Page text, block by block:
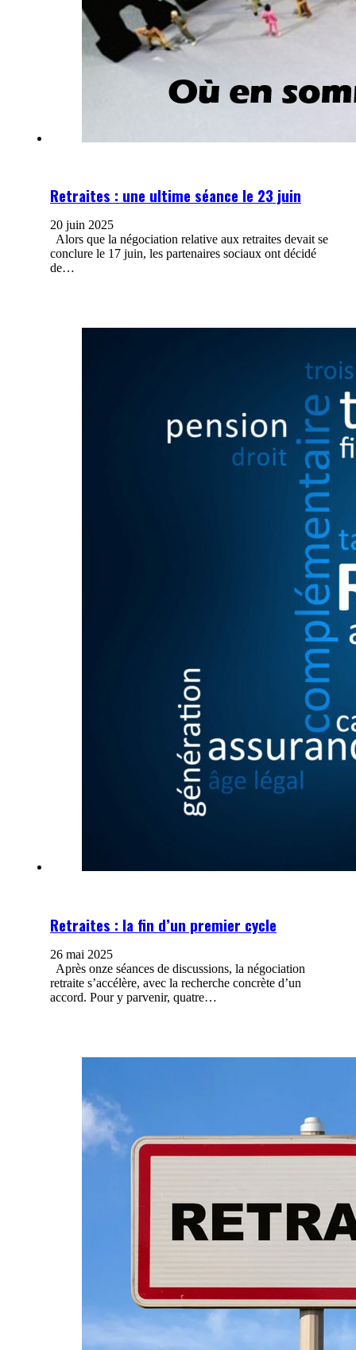
Retraites : une ultime séance le 23 juin
20 juin 2025
Alors que la négociation relative aux retraites devait se
conclure le 17 juin, les partenaires sociaux ont décidé
de…
Retraites : la fin d’un premier cycle
26 mai 2025
Après onze séances de discussions, la négociation
retraite s’accélère, avec la recherche concrète d’un
accord. Pour y parvenir, quatre…